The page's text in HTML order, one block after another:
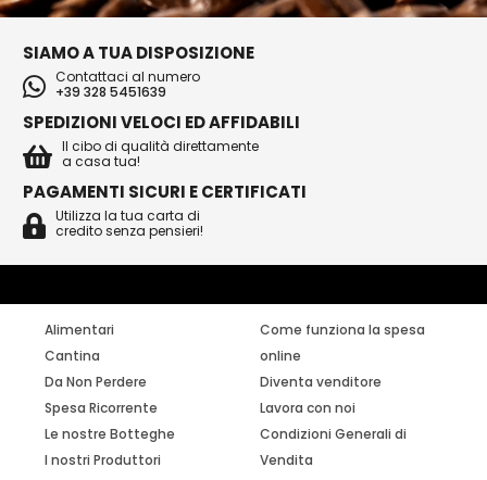
SIAMO A TUA DISPOSIZIONE
Contattaci al numero
+39 328 5451639
SPEDIZIONI VELOCI ED AFFIDABILI
Il cibo di qualità direttamente
a casa tua!
PAGAMENTI SICURI E CERTIFICATI
Utilizza la tua carta di
credito senza pensieri!
Alimentari
Cantina
Da Non Perdere
Spesa Ricorrente
Le nostre Botteghe
I nostri Produttori
Come funziona la spesa
online
Diventa venditore
Lavora con noi
Condizioni Generali di
Vendita